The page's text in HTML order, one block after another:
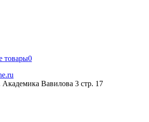
товары0
Академика Вавилова 3 стр. 17